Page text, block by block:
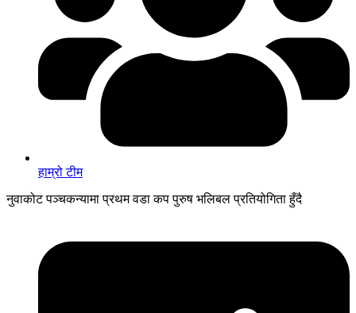
हाम्रो टीम
नुवाकोट पञ्चकन्यामा प्रथम वडा कप पुरुष भलिबल प्रतियोगिता हुँदै